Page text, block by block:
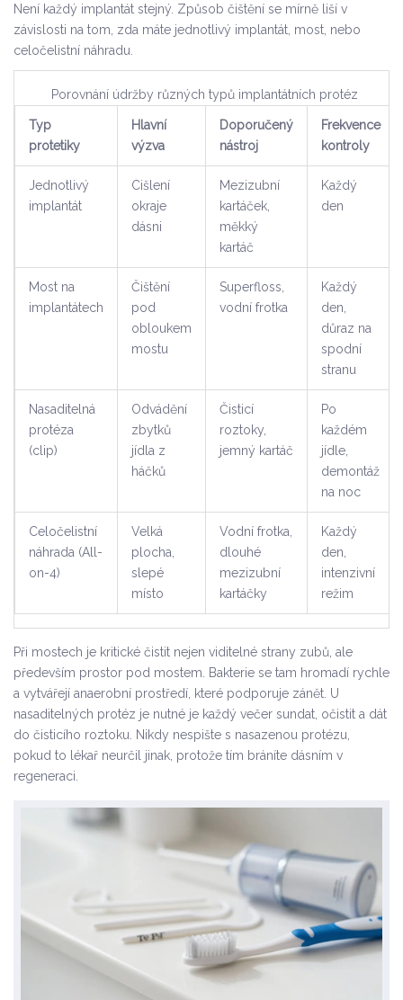
Není každý implantát stejný. Způsob čištění se mírně liší v
závislosti na tom, zda máte jednotlivý implantát, most, nebo
celočelistní náhradu.
Porovnání údržby různých typů implantátních protéz
Typ
protetiky
Hlavní
výzva
Doporučený
nástroj
Frekvence
kontroly
Jednotlivý
implantát
Cišlení
okraje
dásni
Mezizubní
kartáček,
měkký
kartáč
Každý
den
Most na
implantátech
Čištění
pod
obloukem
mostu
Superfloss,
vodní frotka
Každý
den,
důraz na
spodní
stranu
Nasaditelná
protéza
(clip)
Odvádění
zbytků
jídla z
háčků
Čisticí
roztoky,
jemný kartáč
Po
každém
jídle,
demontáž
na noc
Celočelistní
náhrada (All-
on-4)
Velká
plocha,
slepé
místo
Vodní frotka,
dlouhé
mezizubní
kartáčky
Každý
den,
intenzivní
režim
Při mostech je kritické čistit nejen viditelné strany zubů, ale
především prostor pod mostem. Bakterie se tam hromadí rychle
a vytvářejí anaerobní prostředí, které podporuje zánět. U
nasaditelných protéz je nutné je každý večer sundat, očistit a dát
do čisticího roztoku. Nikdy nespište s nasazenou protézu,
pokud to lékař neurčil jinak, protože tím bráníte dásním v
regeneraci.